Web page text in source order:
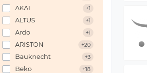
AKAI +1
ALTUS +1
Ardo +1
ARISTON +20
Bauknecht +3
Beko +18